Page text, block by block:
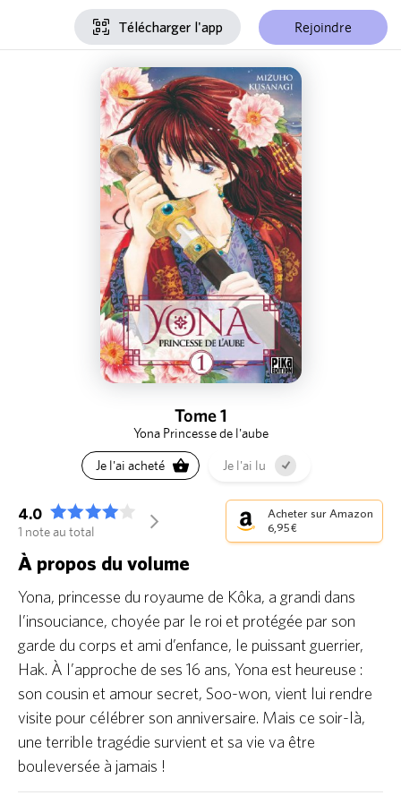
Télécharger l'app Rejoindre
Tome 1
Yona Princesse de l'aube
Je l'ai acheté Je l'ai lu
4.0
1 note au total
arrow_forward_ios
Acheter sur Amazon
6,95 €
À propos du volume
Yona, princesse du royaume de Kôka, a grandi dans
l’insouciance, choyée par le roi et protégée par son
garde du corps et ami d’enfance, le puissant guerrier,
Hak. À l’approche de ses 16 ans, Yona est heureuse :
son cousin et amour secret, Soo-won, vient lui rendre
visite pour célébrer son anniversaire. Mais ce soir-là,
une terrible tragédie survient et sa vie va être
bouleversée à jamais !